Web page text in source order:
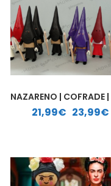
21,99€ 23,99€
Rango de precios: desde 21,99€ hasta 23,99€